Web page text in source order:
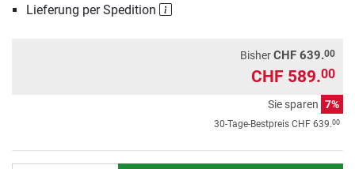
Lieferung per Spedition
BisherCHF 639.00
CHF 589.00
Sie sparen 7%
30-Tage-Bestpreis CHF 639.00